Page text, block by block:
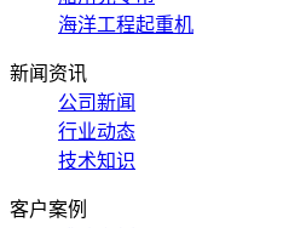
海洋工程起重机
新闻资讯
公司新闻
行业动态
技术知识
客户案例